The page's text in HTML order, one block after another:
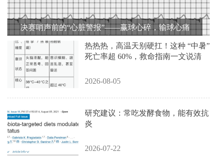
决赛哨声前的“心脏警报”——赢球心碎，输球心痛
热热热，高温天别硬扛！这种 “中暑”
死亡率超 60%，救命指南一文说清
2026-08-05
研究建议：常吃发酵食物，能有效抗
炎
2026-07-22